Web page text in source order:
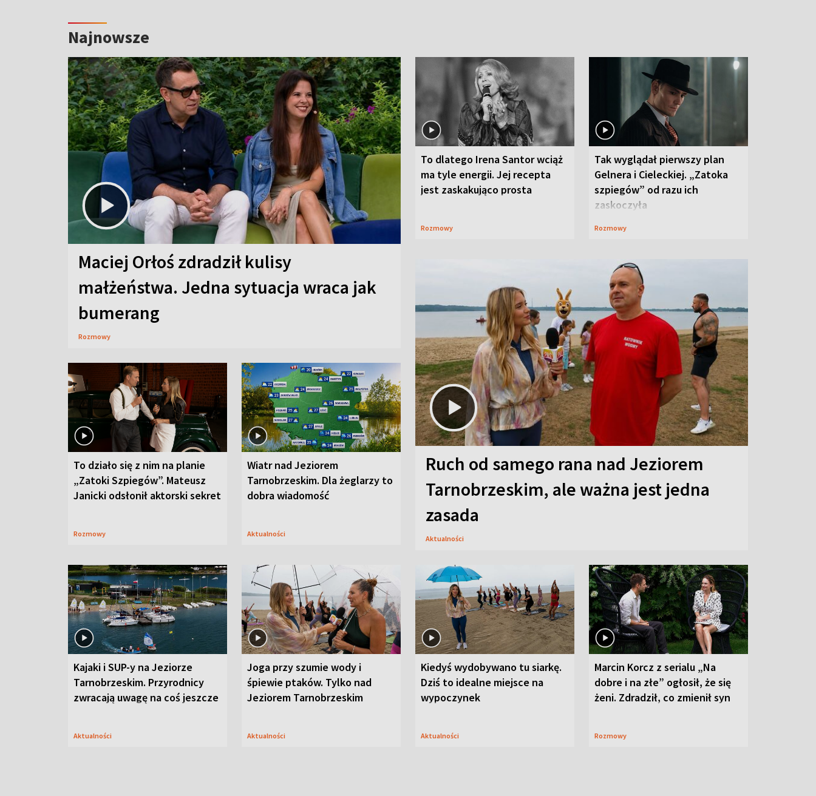
Najnowsze
Maciej Orłoś zdradził kulisy
małżeństwa. Jedna sytuacja wraca jak
bumerang
Rozmowy
To dlatego Irena Santor wciąż
ma tyle energii. Jej recepta
jest zaskakująco prosta
Rozmowy
Tak wyglądał pierwszy plan
Gelnera i Cieleckiej. „Zatoka
szpiegów” od razu ich
zaskoczyła
Rozmowy
To działo się z nim na planie
„Zatoki Szpiegów”. Mateusz
Janicki odsłonił aktorski sekret
Rozmowy
Wiatr nad Jeziorem
Tarnobrzeskim. Dla żeglarzy to
dobra wiadomość
Aktualności
Ruch od samego rana nad Jeziorem
Tarnobrzeskim, ale ważna jest jedna
zasada
Aktualności
Kajaki i SUP-y na Jeziorze
Tarnobrzeskim. Przyrodnicy
zwracają uwagę na coś jeszcze
Aktualności
Joga przy szumie wody i
śpiewie ptaków. Tylko nad
Jeziorem Tarnobrzeskim
Aktualności
Kiedyś wydobywano tu siarkę.
Dziś to idealne miejsce na
wypoczynek
Aktualności
Marcin Korcz z serialu „Na
dobre i na złe” ogłosił, że się
żeni. Zdradził, co zmienił syn
Rozmowy